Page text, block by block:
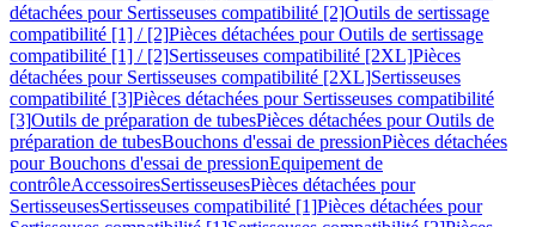
détachées pour Sertisseuses compatibilité [2]Outils de sertissage
compatibilité [1] / [2]Pièces détachées pour Outils de sertissage
compatibilité [1] / [2]Sertisseuses compatibilité [2XL]Pièces
détachées pour Sertisseuses compatibilité [2XL]Sertisseuses
compatibilité [3]Pièces détachées pour Sertisseuses compatibilité
[3]Outils de préparation de tubesPièces détachées pour Outils de
préparation de tubesBouchons d'essai de pressionPièces détachées
pour Bouchons d'essai de pressionEquipement de
contrôleAccessoiresSertisseusesPièces détachées pour
SertisseusesSertisseuses compatibilité [1]Pièces détachées pour